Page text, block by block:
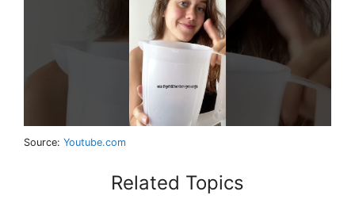
Source: Youtube.com
Related Topics